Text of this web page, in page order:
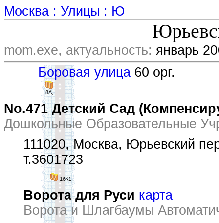
Москва : Улицы : Ю
mom.exe, актуальность: январь
Боровая улица 60 орг.
8А,
No.471 Детский Сад
Дошкольные Образовательные
111020, Москва, Юрьевский
т.3601723
16К1,
Ворота для Руси карта
Ворота и Шлагбаумы